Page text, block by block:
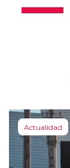
Actualidad